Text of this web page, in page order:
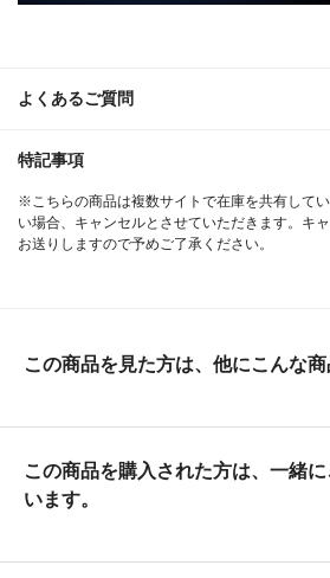
よくあるご質問
特記事項
※こちらの商品は複数サイトで在庫を共有して
い場合、キャンセルとさせていただきます。キ
お送りしますので予めご了承ください。
この商品を見た方は、他にこんな
この商品を購入された方は、一緒
います。